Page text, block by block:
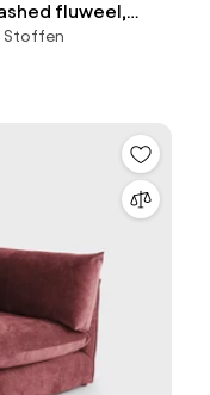
fluweel,
Stoffen